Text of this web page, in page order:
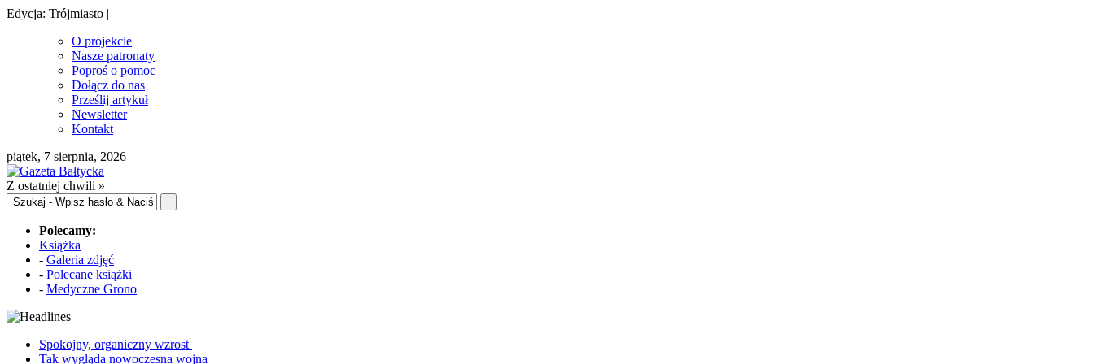
Edycja: Trójmiasto |
O projekcie
Nasze patronaty
Poproś o pomoc
Dołącz do nas
Prześlij artykuł
Newsletter
Kontakt
piątek, 7 sierpnia, 2026
Z ostatniej chwili »
Polecamy:
Książka
- Galeria zdjęć
- Polecane książki
- Medyczne Grono
Spokojny, organiczny wzrost
Tak wygląda nowoczesna wojna